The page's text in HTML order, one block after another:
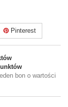
Pinterest
bon o wartości